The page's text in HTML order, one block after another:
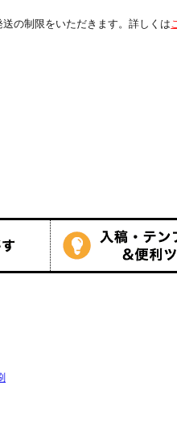
ます。詳しくはこちら をご覧くださ